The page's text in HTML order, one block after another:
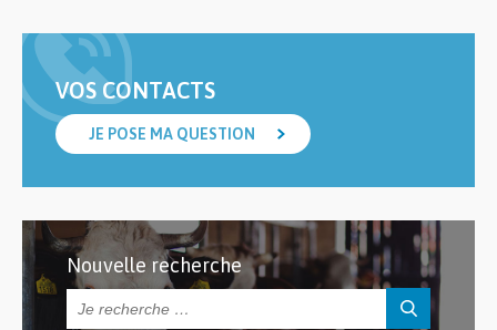
VOS CONTACTS
JE POSE MA QUESTION
Nouvelle recherche